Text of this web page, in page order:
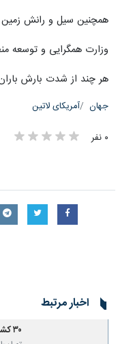
همچنین سیل و رانش زمین در ایالت «پرایبا» جان ۲
وزارت همگرایی و توسعه منطقه‌ای
هر چند از شدت بارش
جهان آمریکای لاتین
۰ نفر
اخبار مرتبط
۳۰ کشته و ۳۹ مفقود بر اثر بارندگی و سیل در برزیل